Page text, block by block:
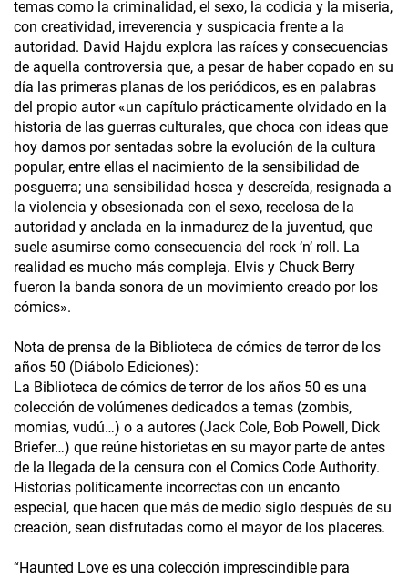
temas como la criminalidad, el sexo, la codicia y la miseria,
con creatividad, irreverencia y suspicacia frente a la
autoridad. David Hajdu explora las raíces y consecuencias
de aquella controversia que, a pesar de haber copado en su
día las primeras planas de los periódicos, es en palabras
del propio autor «un capítulo prácticamente olvidado en la
historia de las guerras culturales, que choca con ideas que
hoy damos por sentadas sobre la evolución de la cultura
popular, entre ellas el nacimiento de la sensibilidad de
posguerra; una sensibilidad hosca y descreída, resignada a
la violencia y obsesionada con el sexo, recelosa de la
autoridad y anclada en la inmadurez de la juventud, que
suele asumirse como consecuencia del rock ’n’ roll. La
realidad es mucho más compleja. Elvis y Chuck Berry
fueron la banda sonora de un movimiento creado por los
cómics».
Nota de prensa de la Biblioteca de cómics de terror de los
años 50 (Diábolo Ediciones):
La Biblioteca de cómics de terror de los años 50 es una
colección de volúmenes dedicados a temas (zombis,
momias, vudú…) o a autores (Jack Cole, Bob Powell, Dick
Briefer…) que reúne historietas en su mayor parte de antes
de la llegada de la censura con el Comics Code Authority.
Historias políticamente incorrectas con un encanto
especial, que hacen que más de medio siglo después de su
creación, sean disfrutadas como el mayor de los placeres.
“Haunted Love es una colección imprescindible para